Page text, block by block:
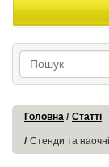
Головна Статті
Стенди та